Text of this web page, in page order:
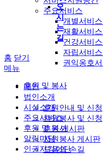
주요서비스
개별서비
재활서비
건강서비
자립서비
권익옹호
후원 및 봉사
후원안내 및 신청
자원봉사 및 신청
후원 게시판
자원봉사 게시판
도움의 손길
오
시
는
길
홈 닫기
메뉴
메인
법인소개
시설소개
주요서비스
후원 및 봉사
알림마당
인권지킴이단